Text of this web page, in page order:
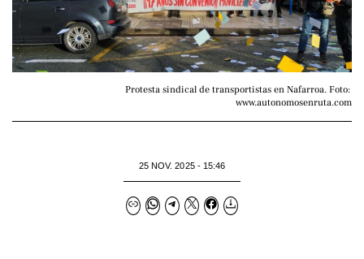
Protesta sindical de transportistas en Nafarroa. Foto:
www.autonomosenruta.com
25 NOV. 2025 - 15:46